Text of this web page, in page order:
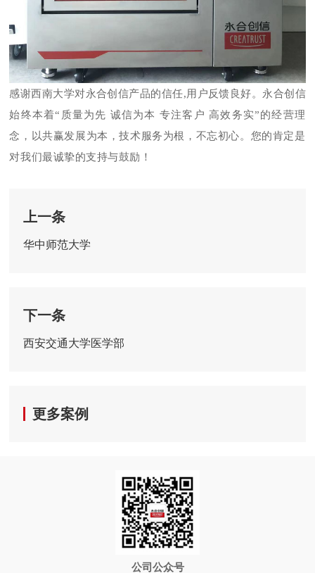
感谢西南大学对永合创信产品的信任,用户反馈良好。永合创信
始终本着“ 质量为先 诚信为本 专注客户 高效务实”的经营理
念，以共赢发展为本，技术服务为根，不忘初心。您的肯定是
对我们最诚挚的支持与鼓励！
上一条
华中师范大学
下一条
西安交通大学医学部
更多案例
公司公众号